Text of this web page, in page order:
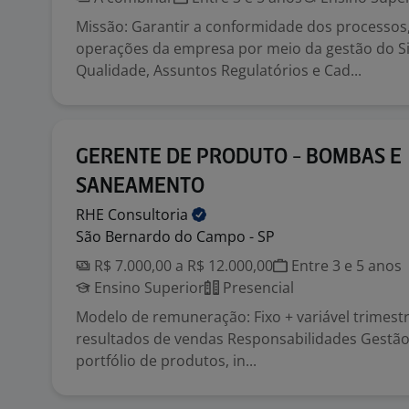
Missão: Garantir a conformidade dos
operações da empresa por meio da gestão do
Qualidade, Assuntos Regulatórios e Cad...
GERENTE DE PRODUTO - BOMBAS E
SANEAMENTO
RHE Consultoria
São Bernardo do Campo - SP
R$ 7.000,00 a R$ 12.000,00
Entre 3 e 5 anos
Ensino Superior
Presencial
Modelo de remuneração: Fixo + variável
resultados de vendas Responsabilidades
portfólio de produtos, in...